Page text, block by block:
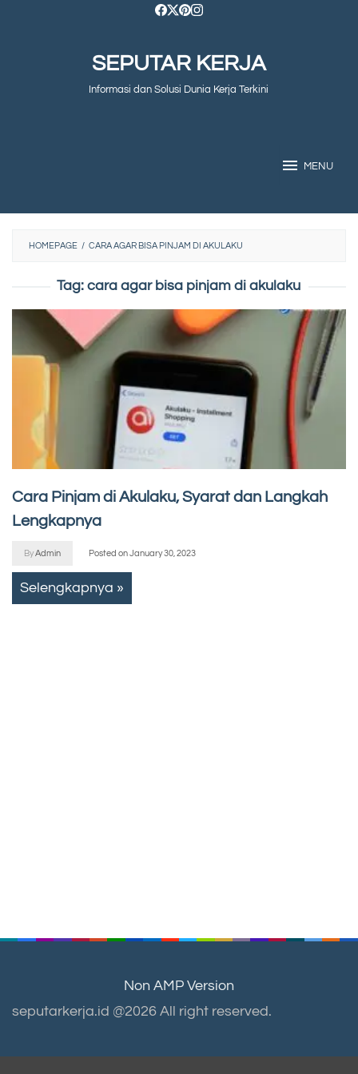
SEPUTAR KERJA
Informasi dan Solusi Dunia Kerja Terkini
MENU
HOMEPAGE / CARA AGAR BISA PINJAM DI AKULAKU
Tag:cara agar bisa pinjam di akulaku
Cara Pinjam di Akulaku, Syarat dan Langkah
Lengkapnya
ByAdmin Posted onJanuary 30, 2023
Selengkapnya »
Non AMP Version
seputarkerja.id @2026 All right reserved.